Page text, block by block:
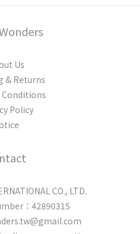
Us
& Returns
Conditions
Policy
CO., LTD.
：42890315